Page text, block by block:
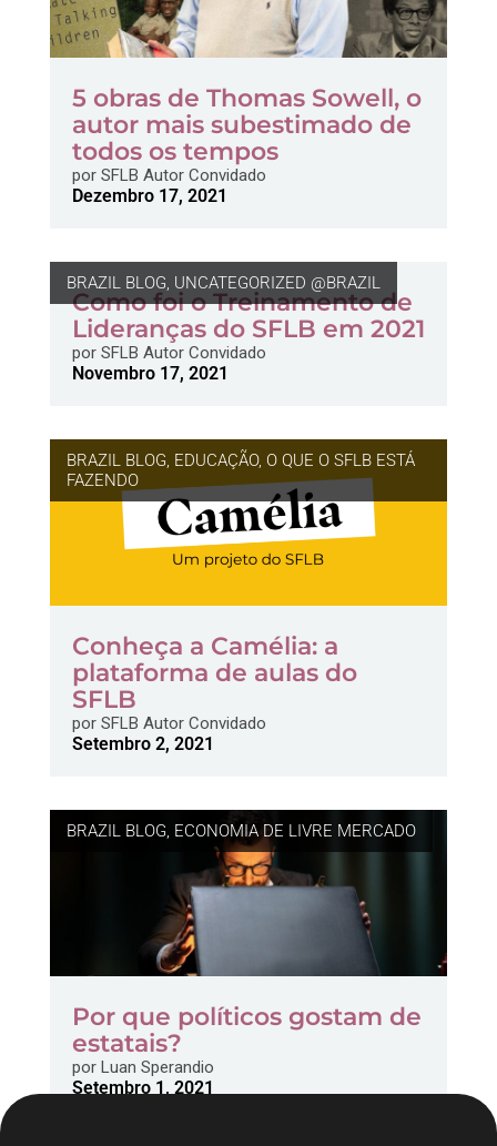
5 obras de Thomas Sowell, o
autor mais subestimado de
todos os tempos
porSFLB Autor Convidado
Dezembro 17, 2021
BRAZIL BLOG, UNCATEGORIZED @BRAZIL
Como foi o Treinamento de
Lideranças do SFLB em 2021
porSFLB Autor Convidado
Novembro 17, 2021
BRAZIL BLOG, EDUCAÇÃO, O QUE O SFLB ESTÁ
FAZENDO
Conheça a Camélia: a
plataforma de aulas do
SFLB
porSFLB Autor Convidado
Setembro 2, 2021
BRAZIL BLOG, ECONOMIA DE LIVRE MERCADO
Por que políticos gostam de
estatais?
porLuan Sperandio
Setembro 1, 2021